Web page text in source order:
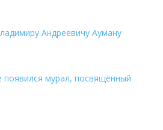
Андреевичу Ауману
появился мурал, посвящённый